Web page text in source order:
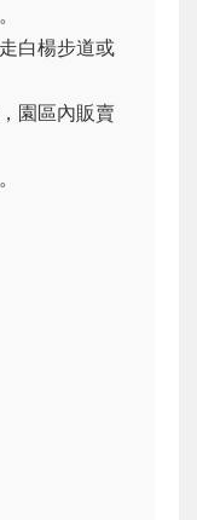
白楊步道或
園區內販賣